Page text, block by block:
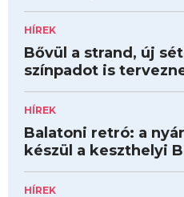
HÍREK
Bővül a strand, új
színpadot is
HÍREK
Balatoni retró: a
készül a keszthelyi
HÍREK